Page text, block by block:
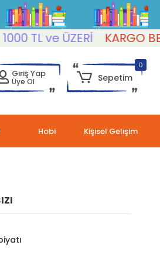
TL ve ÜZERİ KARGO
Giriş Yap
Üye Ol
0
Sepetim
Hobi Kişisel Gelişim